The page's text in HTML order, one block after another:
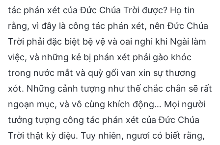
tác phán xét của Đức Chúa Trời được? Họ tin
rằng, vì đây là công tác phán xét, nên Đức Chúa
Trời phải đặc biệt bệ vệ và oai nghi khi Ngài làm
việc, và những kẻ bị phán xét phải gào khóc
trong nước mắt và quỳ gối van xin sự thương
xót. Những cảnh tượng như thế chắc chắn sẽ rất
ngoạn mục, và vô cùng khích động… Mọi người
tưởng tượng công tác phán xét của Đức Chúa
Trời thật kỳ diệu. Tuy nhiên, ngươi có biết rằng,